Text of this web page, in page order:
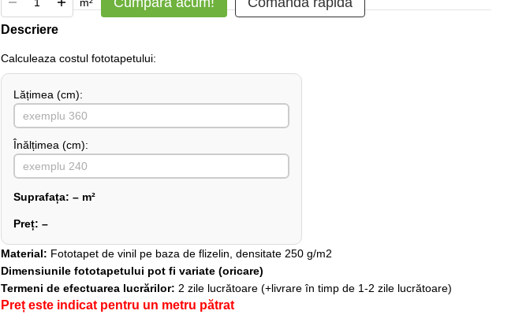
Descriere
Сalculeaza costul fototapetului:
Lățimea (сm):
Înălțimea (cm):
Suprafața: – m²
Preț: –
Material: Fototapet de vinil pe baza de flizelin, densitate 250 g/m2
Dimensiunile fototapetului pot fi variate (oricare)
Termeni de efectuarea lucrărilor: 2 zile lucrătoare (+livrare în timp de 1-2 zile lucrătoare)
Preț este indicat pentru un metru pătrat